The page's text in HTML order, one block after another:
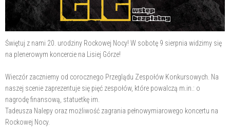
Świętuj z nami 20. urodziny Rockowej Nocy! W sobotę 9 sierpnia widzimy się
na plenerowym koncercie na Lisiej Górze!
Wieczór zaczniemy od corocznego Przeglądu Zespołów Konkursowych. Na
naszej scenie zaprezentuje się pięć zespołów, które powalczą m.in.: o
nagrodę finansową, statuetkę im.
Tadeusza Nalepy oraz możliwość zagrania pełnowymiarowego koncertu na
Rockowej Nocy.